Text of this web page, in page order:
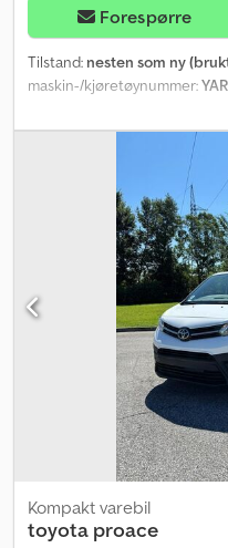
Forespørre
Tilstand: nesten som ny
maskin-/kjøretøynummer:
95,61 kW
dekkstørrelse:205/60 R16
,
,
lasteplassbredde:1 200 mm ,
, antall tidligere eiere:1,
stabilitetsprogram (ESP),
sentral låsing, skyvedør,
Kompakt varebil
toyota proace